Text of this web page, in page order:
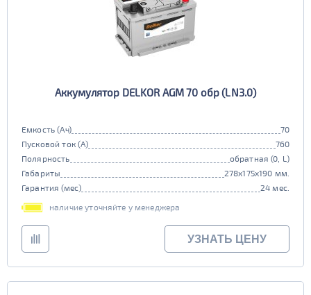
Аккумулятор DELKOR AGM 70 обр (LN3.0)
Емкость (Ач)
70
Пусковой ток (А)
760
Полярность
обратная (0, L)
Габариты
278x175x190 мм.
Гарантия (мес)
24 мес.
наличие уточняйте у менеджера
УЗНАТЬ ЦЕНУ